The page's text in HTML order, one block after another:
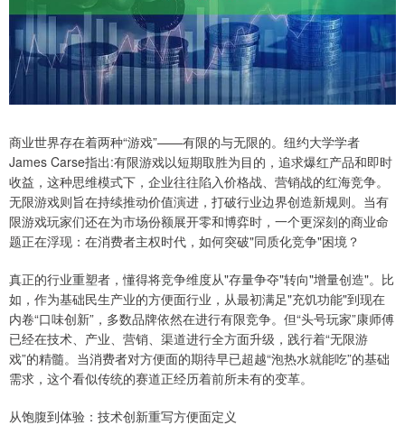
商业世界存在着两种“游戏”——有限的与无限的。纽约大学学者
James Carse指出:有限游戏以短期取胜为目的，追求爆红产品和即时
收益，这种思维模式下，企业往往陷入价格战、营销战的红海竞争。
无限游戏则旨在持续推动价值演进，打破行业边界创造新规则。当有
限游戏玩家们还在为市场份额展开零和博弈时，一个更深刻的商业命
题正在浮现：在消费者主权时代，如何突破"同质化竞争"困境？
真正的行业重塑者，懂得将竞争维度从"存量争夺"转向"增量创造"。比
如，作为基础民生产业的方便面行业，从最初满足"充饥功能"到现在
内卷“口味创新”，多数品牌依然在进行有限竞争。但“头号玩家”康师傅
已经在技术、产业、营销、渠道进行全方面升级，践行着“无限游
戏”的精髓。当消费者对方便面的期待早已超越“泡热水就能吃”的基础
需求，这个看似传统的赛道正经历着前所未有的变革。
从饱腹到体验：技术创新重写方便面定义